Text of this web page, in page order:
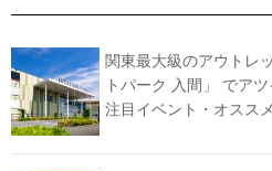
関東最大級のアウトレ
トパーク 入間」 でア
注目イベント・オスス